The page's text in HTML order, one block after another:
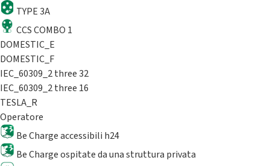
TYPE 3A
CCS COMBO 1
DOMESTIC_E
DOMESTIC_F
IEC_60309_2 three 32
IEC_60309_2 three 16
TESLA_R
Operatore
Be Charge accessibili h24
Be Charge ospitate da una struttura privata